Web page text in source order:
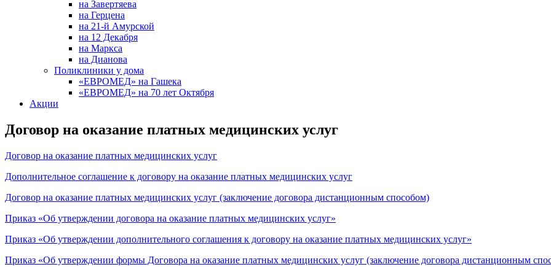
на Завертяева
на Герцена
на 21-й Амурской
на 12 Декабря
на Маркса
на Дианова
Поликлиники у дома
«ЕВРОМЕД» на Гашека
«ЕВРОМЕД» на 70 лет Октября
Акции
Договор на оказание платных медицинских услуг
Договор на оказание платных медицинских услуг
Дополнительное соглашение к договору на оказание платных медицинских услуг
Договор на оказание платных медицинских услуг (заключение договора дистанционным способом)
Приказ «Об утверждении договора на оказание платных медицинских услуг»
Приказ «Об утверждении дополнительного соглашения к договору на оказание платных медицинских услуг»
Приказ «Об утверждении формы Договора на оказание платных медицинских услуг (заключение договора дистанционным